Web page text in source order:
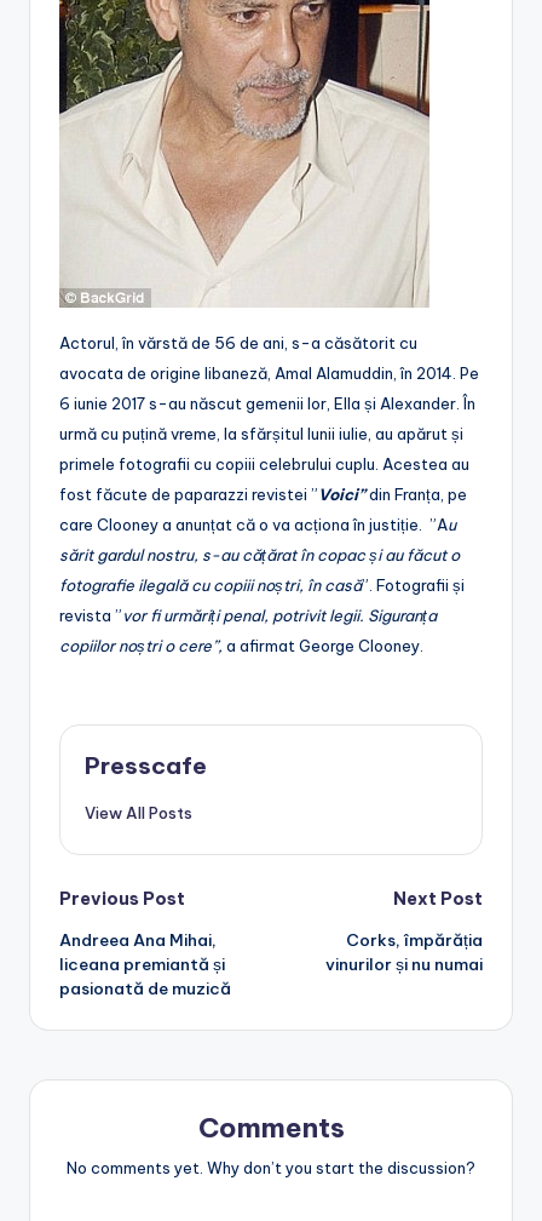
Actorul, în vărstă de 56 de ani, s-a căsătorit cu
avocata de origine libaneză, Amal Alamuddin, în 2014. Pe
6 iunie 2017 s-au născut gemenii lor, Ella și Alexander. În
urmă cu puțină vreme, la sfărșitul lunii iulie, au apărut și
primele fotografii cu copiii celebrului cuplu. Acestea au
fost făcute de paparazzi revistei ”Voici”din Franța, pe
care Clooney a anunțat că o va acționa în justiție. ”Au
sărit gardul nostru, s-au cățărat în copac și au făcut o
fotografie ilegală cu copiii noștri, în casă”. Fotografii și
revista ”vor fi urmăriți penal, potrivit legii. Siguranța
copiilor noștri o cere”, a afirmat George Clooney.
Presscafe
View All Posts
Post
navigation
Previous Post
Andreea Ana Mihai,
liceana premiantă și
pasionată de muzică
Next Post
Corks, împărăția
vinurilor și nu numai
Comments
No comments yet. Why don’t you start the discussion?